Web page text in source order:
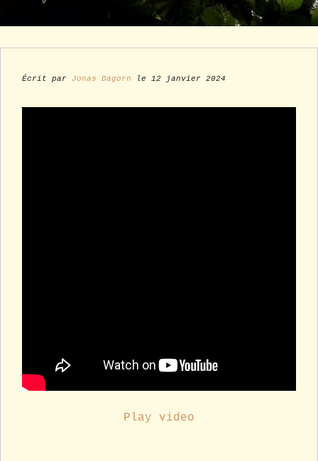
Écrit par Jonas Dagorn le 12 janvier 2024
Play video